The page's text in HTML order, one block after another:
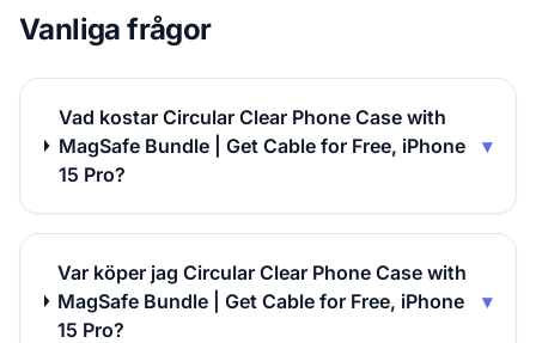
Vanliga frågor
Vad kostar Circular Clear Phone Case with
MagSafe Bundle | Get Cable for Free, iPhone
15 Pro?
▾
Var köper jag Circular Clear Phone Case with
MagSafe Bundle | Get Cable for Free, iPhone
15 Pro?
▾